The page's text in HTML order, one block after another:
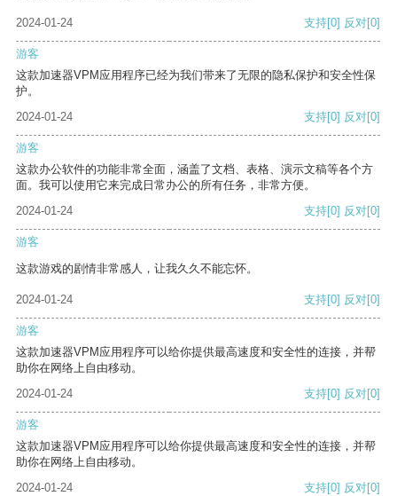
2024-01-24 支持[0] 反对[0]
游客
这款加速器VPM应用程序已经为我们带来了无限的隐私保护和安全性保
护。
2024-01-24
支持[0] 反对[0]
游客
这款办公软件的功能非常全面，涵盖了文档、表格、演示文稿等各个方
面。我可以使用它来完成日常办公的所有任务，非常方便。
2024-01-24
支持[0] 反对[0]
游客
这款游戏的剧情非常感人，让我久久不能忘怀。
2024-01-24 支持[0] 反对[0]
游客
这款加速器VPM应用程序可以给你提供最高速度和安全性的连接，并帮
助你在网络上自由移动。
2024-01-24
支持[0] 反对[0]
游客
这款加速器VPM应用程序可以给你提供最高速度和安全性的连接，并帮
助你在网络上自由移动。
2024-01-24
支持[0] 反对[0]